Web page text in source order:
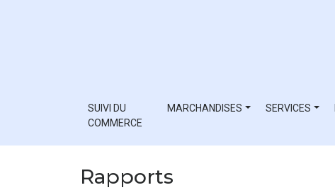
SUIVI DU
COMMERCE
MARCHANDISES SERVICES
Rapports